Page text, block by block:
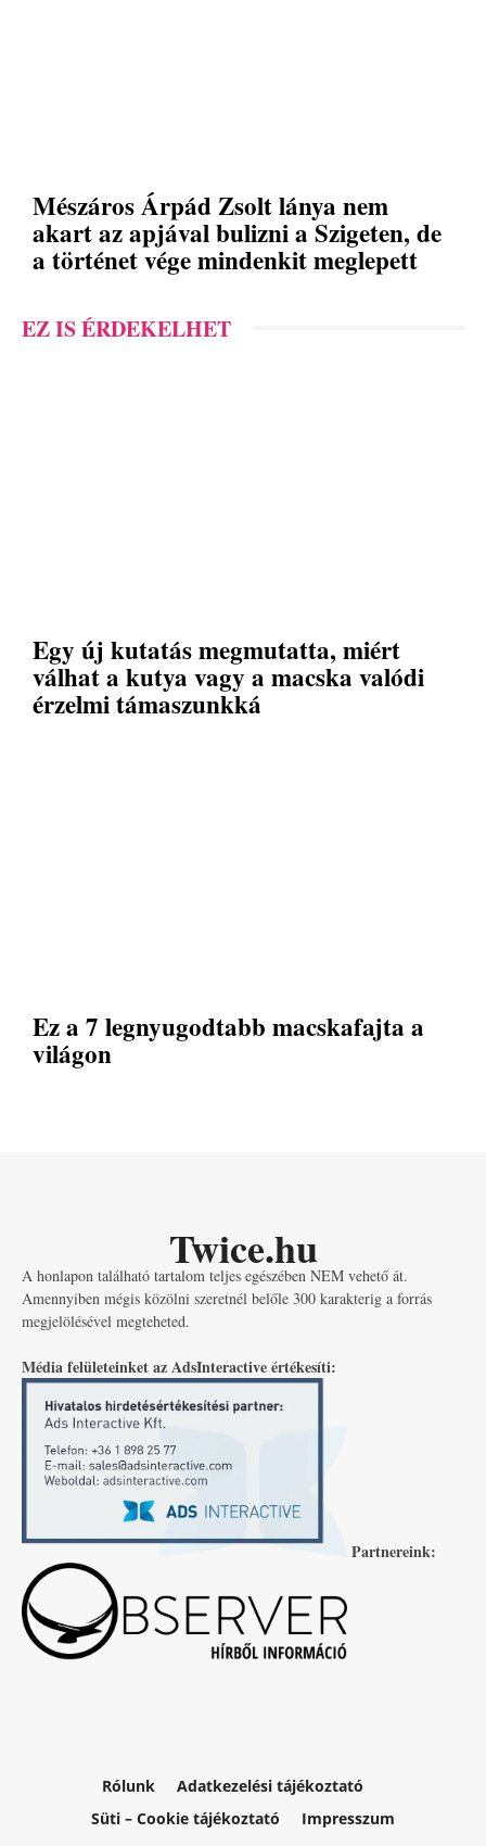
Mészáros Árpád Zsolt lánya nem
akart az apjával bulizni a Szigeten, de
a történet vége mindenkit meglepett
EZ IS ÉRDEKELHET
Egy új kutatás megmutatta, miért
válhat a kutya vagy a macska valódi
érzelmi támaszunkká
Ez a 7 legnyugodtabb macskafajta a
világon
Twice.hu
A honlapon található tartalom teljes egészében NEM vehető át.
Amennyiben mégis közölni szeretnél belőle 300 karakterig a forrás
megjelölésével megteheted.
Média felületeinket az AdsInteractive értékesíti:
Partnereink:
Rólunk
Adatkezelési tájékoztató
Süti – Cookie tájékoztató
Impresszum